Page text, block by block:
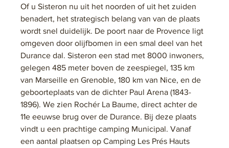
Of u Sisteron nu uit het noorden of uit het zuiden
benadert, het strategisch belang van van de plaats
wordt snel duidelijk. De poort naar de Provence ligt
omgeven door olijfbomen in een smal deel van het
Durance dal. Sisteron een stad met 8000 inwoners,
gelegen 485 meter boven de zeespiegel, 135 km
van Marseille en Grenoble, 180 km van Nice, en de
geboorteplaats van de dichter Paul Arena (1843-
1896). We zien Rochér La Baume, direct achter de
11e eeuwse brug over de Durance. Bij deze plaats
vindt u een prachtige camping Municipal. Vanaf
een aantal plaatsen op Camping Les Prés Hauts